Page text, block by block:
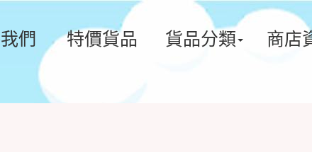
們 特價貨品 貨品分類 商店